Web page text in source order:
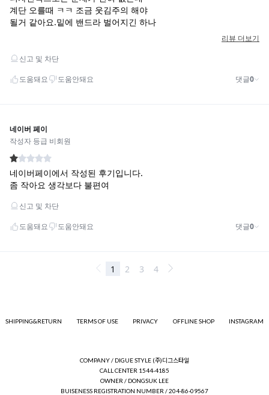
SHIPPING&RETURN TERMS OF USE PRIVACY OFFLINE SHOP INSTAGRAM
COMPANY / DIGUE STYLE (주)디그스타일
CALL CENTER 1544-4185
OWNER / DONGSUK LEE
BUISENESS REGISTRATION NUMBER / 204-86-09567